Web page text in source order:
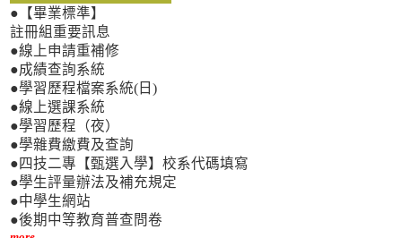
●【畢業標準】
註冊組重要訊息
●線上申請重補修
●成績查詢系統
●學習歷程檔案系統(日)
●線上選課系統
●學習歷程（夜）
●學雜費繳費及查詢
●四技二專【甄選入學】校系代碼填寫
●學生評量辦法及補充規定
●中學生網站
●後期中等教育普查問卷